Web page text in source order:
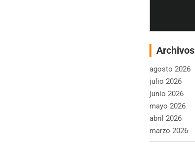
Archivos
agosto 2026
julio 2026
junio 2026
mayo 2026
abril 2026
marzo 2026